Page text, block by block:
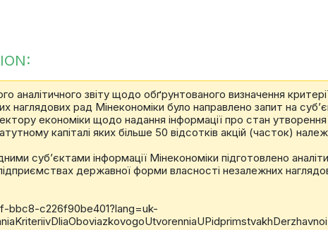
аналітичного звіту щодо обґрунтованого визначення
рад Мінекономіки було направлено запит на
економіки щодо надання інформації про стан
капіталі яких більше 50 відсотків акцій (часток)
суб’єктами інформації Мінекономіки підготовлено
державної форми власності незалежних
bbc8-c226f90be401?lang=uk-